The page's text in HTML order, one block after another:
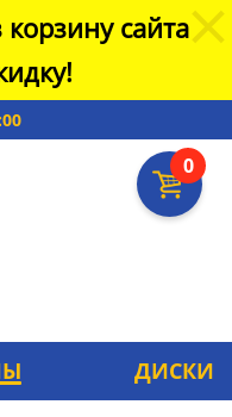
сайта
0
ДИСКИ